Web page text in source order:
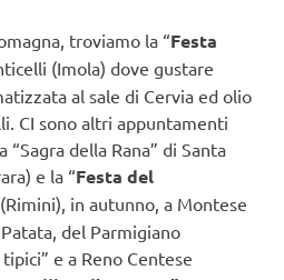
troviamo la “Festa
(Imola) dove gustare
al sale di Cervia ed olio
CI sono altri appuntamenti
della Rana” di Santa
e la “Festa del
in autunno, a Montese
del Parmigiano
e a Reno Centese